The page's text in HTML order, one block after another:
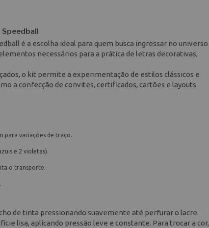
é a escolha ideal para quem busca ingressar no universo
necessários para a prática de letras decorativas,
o kit permite a experimentação de estilos clássicos e
a confecção de convites, certificados, cartões e layouts
para variações de traço.
e 2 violetas).
o transporte.
de tinta pressionando suavemente até perfurar o lacre.
lisa, aplicando pressão leve e constante. Para trocar a cor,